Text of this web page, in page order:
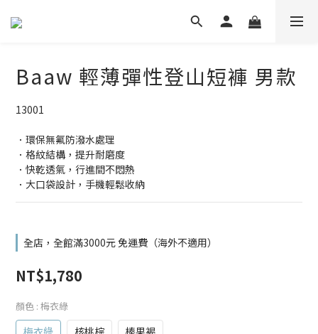
Baaw 輕薄彈性登山短褲 男款
13001
．環保無氟防潑水處理
．格紋結構，提升耐磨度
．快乾透氣，行進間不悶熱
．大口袋設計，手機輕鬆收納
全店，全館滿3000元 免運費（海外不適用）
NT$1,780
顏色 : 梅衣綠
梅衣綠 核桃棕 榛果褐